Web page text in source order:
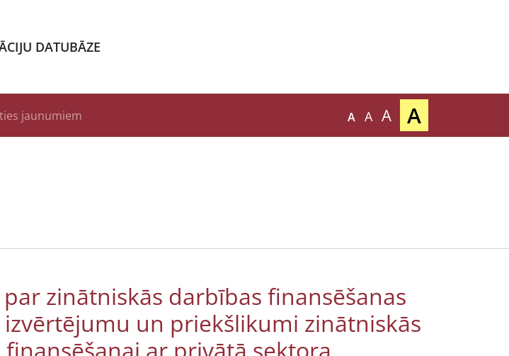
DATUBĀZE
jaunumiem A A A A
zinātniskās darbības finansēšanas
izvērtējumu un priekšlikumi zinātniskās